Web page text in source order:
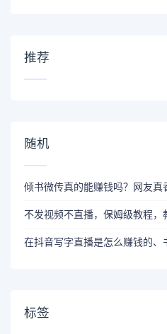
推荐
随机
不发视频不直播，保姆级教程，
在抖音写字直播是怎么赚钱的、
标签